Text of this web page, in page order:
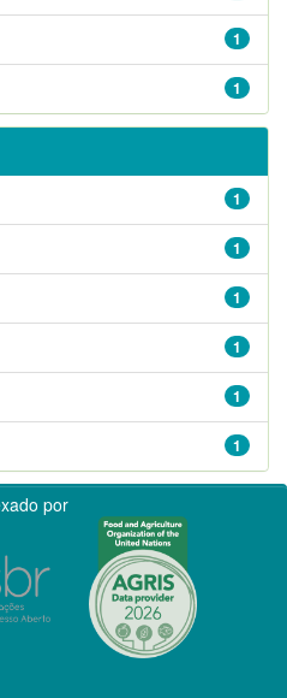
1
1
1
1
1
1
1
1
por